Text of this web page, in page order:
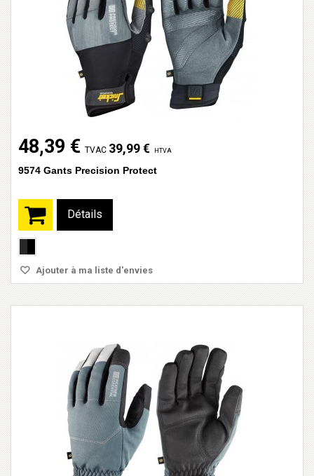
48,39 € TVAC 39,99 € HTVA
9574 Gants Precision Protect
Détails
Ajouter à ma liste d'envies